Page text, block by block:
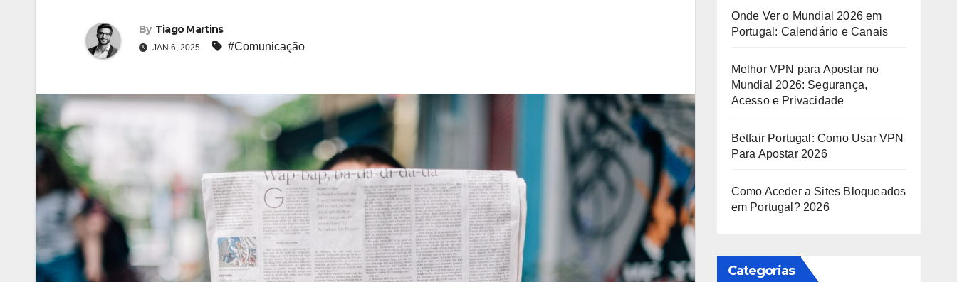
By Tiago Martins
JAN 6, 2025 #Comunicação
Onde Ver o Mundial 2026 em
Portugal: Calendário e Canais
Melhor VPN para Apostar no
Mundial 2026: Segurança,
Acesso e Privacidade
Betfair Portugal: Como Usar VPN
Para Apostar 2026
Como Aceder a Sites Bloqueados
em Portugal? 2026
Categorias